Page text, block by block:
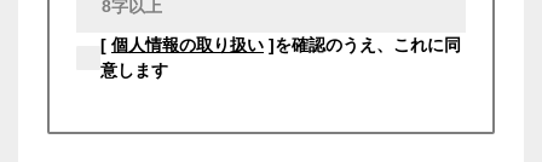
[ 個人情報の取り扱い ]を確認のうえ、これに同
意します